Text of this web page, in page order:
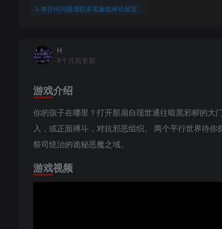
3.有任何问题请联系客服或评论留言。
H
8个月前更新
游戏介绍
你的孩子在哪里？打开那扇自现世通往暗黑邪秽的大
入，或正面搏斗，对抗邪恶组织。 两个平行世界待
祭司统治的诡秘恶魔之域。
游戏视频